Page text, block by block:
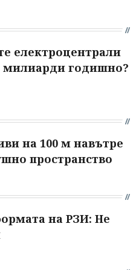
електроцентрали
милиарди годишно?
на 100 м навътре
пространство
на РЗИ: Не